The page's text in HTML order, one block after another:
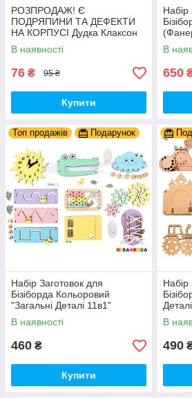
РОЗПРОДАЖ! Є
ПОДРЯПИНИ ТА ДЕФЕКТИ
НА КОРПУСІ Дудка Клаксон
для Велосипедів 14 см Фа-
Фа Пластик + Гума
В наявності
76 ₴ 95 ₴
Купити
Набір
-
В
650
Топ продажів Подарунок
Набір Заготовок для
Бізіборда Кольоровий
"Загальні Деталі 11в1"
Базовий Комплект (+Клей,
Шурупи) Набiр Заготівель
для Бiзiкуба
В наявності
460 ₴
Купити
Набір
+ Всі
В
490